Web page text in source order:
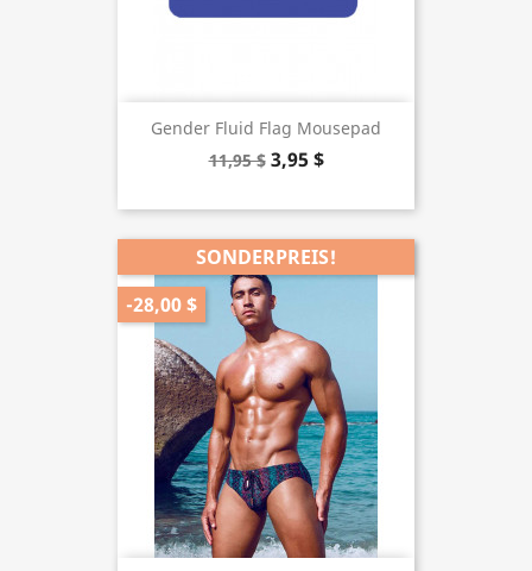
Gender Fluid Flag Mousepad
11,95 $ 3,95 $
SONDERPREIS!
-28,00 $